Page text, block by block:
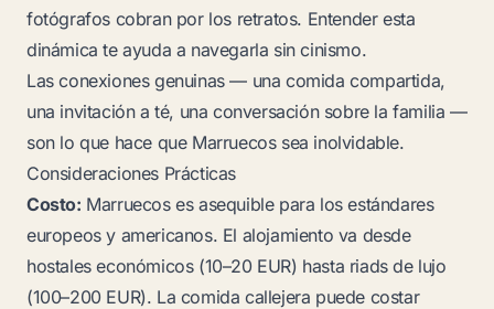
fotógrafos cobran por los retratos. Entender esta
dinámica te ayuda a navegarla sin cinismo.
Las conexiones genuinas — una comida compartida,
una invitación a té, una conversación sobre la familia —
son lo que hace que Marruecos sea inolvidable.
Consideraciones Prácticas
Costo: Marruecos es asequible para los estándares
europeos y americanos. El alojamiento va desde
hostales económicos (10–20 EUR) hasta riads de lujo
(100–200 EUR). La comida callejera puede costar